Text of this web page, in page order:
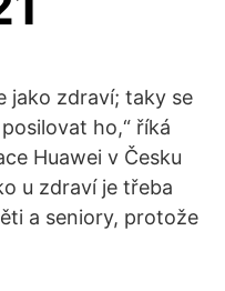
jako zdraví; taky se
ho,“ říká
Huawei v Česku
u zdraví je třeba
a seniory, protože